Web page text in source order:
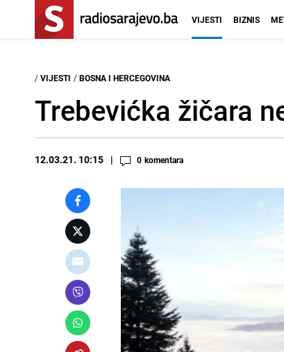
VIJESTI BIZNIS
/ VIJESTI / BOSNA I HERCEGOVINA
Trebevićka žičara
12.03.21. 10:15 0 komentara